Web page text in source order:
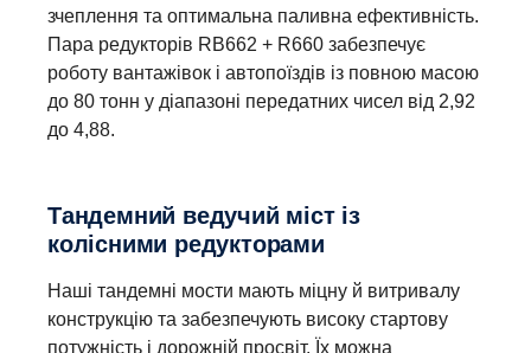
зчеплення та оптимальна паливна ефективність.
Пара редукторів RB662 + R660 забезпечує
роботу вантажівок і автопоїздів із повною масою
до 80 тонн у діапазоні передатних чисел від 2,92
до 4,88.
Тандемний ведучий міст із
колісними редукторами
Наші тандемні мости мають міцну й витривалу
конструкцію та забезпечують високу стартову
потужність і дорожній просвіт. Їх можна